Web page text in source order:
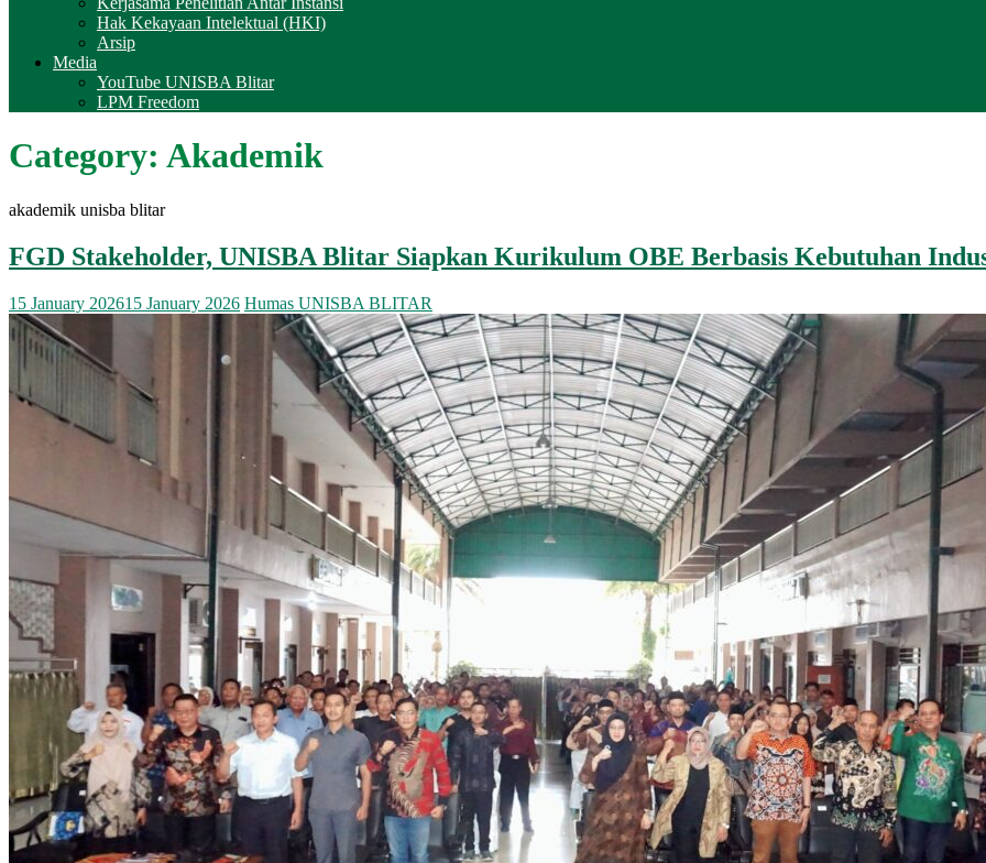
Hak Kekayaan Intelektual (HKI)
Arsip
Media
YouTube UNISBA Blitar
LPM Freedom
Category: Akademik
akademik unisba blitar
FGD Stakeholder, UNISBA Blitar Siapkan Kurikulum OBE Berbasis Kebutuhan
15 January 202615 January 2026 Humas UNISBA BLITAR